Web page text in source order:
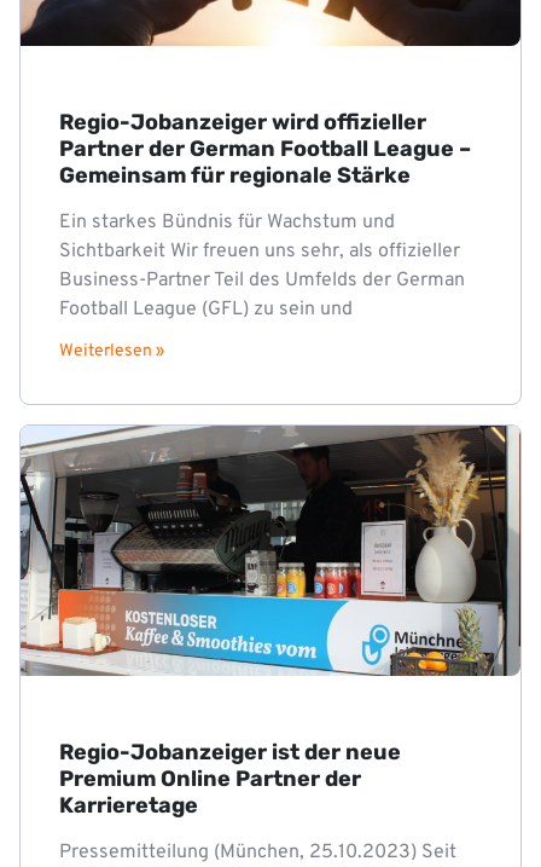
Regio-Jobanzeiger wird offizieller
Partner der German Football League –
Gemeinsam für regionale Stärke
Ein starkes Bündnis für Wachstum und
Sichtbarkeit Wir freuen uns sehr, als offizieller
Business-Partner Teil des Umfelds der German
Football League (GFL) zu sein und
Weiterlesen »
Regio-Jobanzeiger ist der neue
Premium Online Partner der
Karrieretage
Pressemitteilung (München, 25.10.2023) Seit